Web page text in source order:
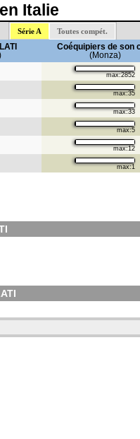
Italie
Série A Toutes compét.
Coéquipiers de son
(Monza)
max:2852
max:35
max:33
max:5
max:12
max:1